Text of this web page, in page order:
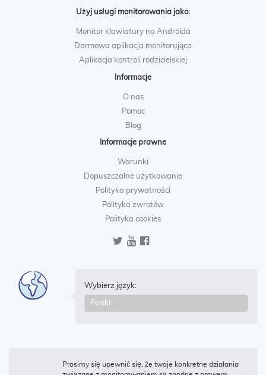
Użyj usługi monitorowania jako:
Monitor klawiatury na Androida
Darmowa aplikacja monitorująca
Aplikacja kontroli rodzicielskiej
Informacje
O nas
Pomoc
Blog
Informacje prawne
Warunki
Dopuszczalne użytkowanie
Polityka prywatności
Polityka zwrotów
Polityka cookies
Wybierz język:
Prosimy się upewnić się, że twoje konkretne działania